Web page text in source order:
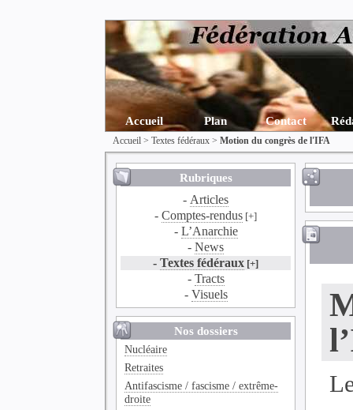
Accueil Plan Contact
Accueil >Textes fédéraux >Motion du congrès de l'IFA
Rubriques
- Articles
-Comptes-rendus [+]
- L’Anarchie
-News
-Textes fédéraux [+]
- Tracts
- Visuels
Nos dossiers
Nucléaire
Retraites
Antifascisme / fascisme / extrême-
droite